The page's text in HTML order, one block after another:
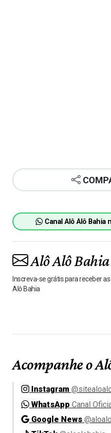
Canal Alô Alô Bahia
Alô Alô
Inscreva-se grátis para receber
Alô Bahia
Acompanhe o
Instagram
WhatsApp Canal
Google News